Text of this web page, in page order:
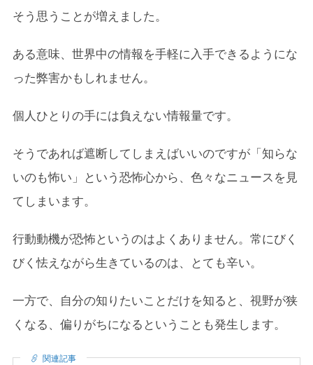
そう思うことが増えました。
ある意味、世界中の情報を手軽に入手できるようにな
った弊害かもしれません。
個人ひとりの手には負えない情報量です。
そうであれば遮断してしまえばいいのですが「知らな
いのも怖い」という恐怖心から、色々なニュースを見
てしまいます。
行動動機が恐怖というのはよくありません。常にびく
びく怯えながら生きているのは、とても辛い。
一方で、自分の知りたいことだけを知ると、視野が狭
くなる、偏りがちになるということも発生します。
関連記事